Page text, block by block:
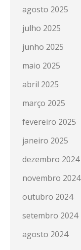
agosto 2025
julho 2025
junho 2025
maio 2025
abril 2025
março 2025
fevereiro 2025
janeiro 2025
dezembro 2024
novembro 2024
outubro 2024
setembro 2024
agosto 2024